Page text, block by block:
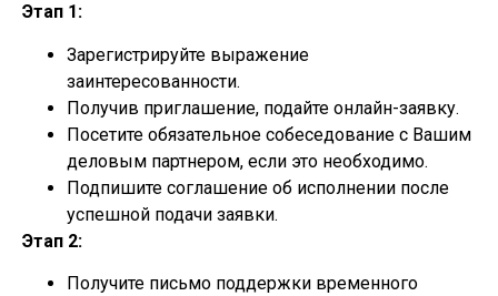
Этап 1:
Зарегистрируйте выражение
заинтересованности.
Получив приглашение, подайте онлайн-заявку.
Посетите обязательное собеседование с Вашим
деловым партнером, если это необходимо.
Подпишите соглашение об исполнении после
успешной подачи заявки.
Этап 2:
Получите письмо поддержки временного